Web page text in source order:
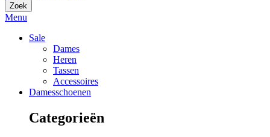
Zoek
Menu
Sale
Dames
Heren
Tassen
Accessoires
Damesschoenen
Categorieën